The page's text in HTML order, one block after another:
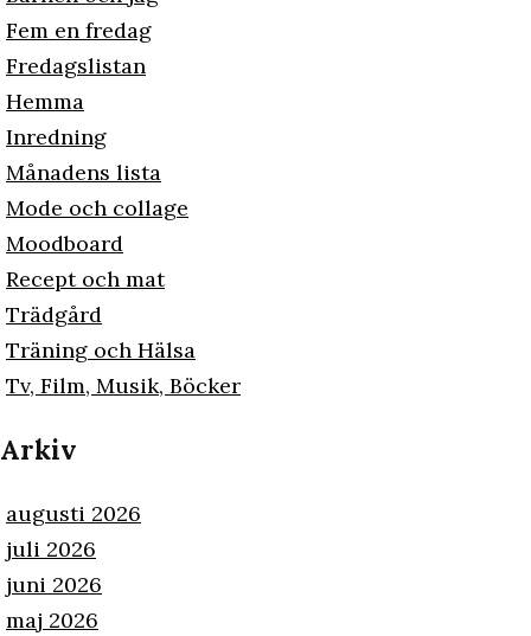
Fem en fredag
Fredagslistan
Hemma
Inredning
Månadens lista
Mode och collage
Moodboard
Recept och mat
Trädgård
Träning och Hälsa
Tv, Film, Musik, Böcker
Arkiv
augusti 2026
juli 2026
juni 2026
maj 2026